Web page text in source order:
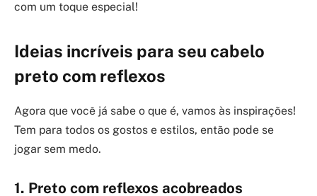
com um toque especial!
Ideias incríveis para seu cabelo
preto com reflexos
Agora que você já sabe o que é, vamos às inspirações!
Tem para todos os gostos e estilos, então pode se
jogar sem medo.
1. Preto com reflexos acobreados